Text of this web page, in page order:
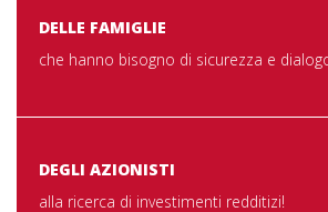
DELLE FAMIGLIE
che hanno bisogno di sicurezza e
DEGLI AZIONISTI
alla ricerca di investimenti redditizi!